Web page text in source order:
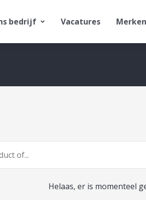
bedrijf Vacatures Merken
Helaas, er is momenteel